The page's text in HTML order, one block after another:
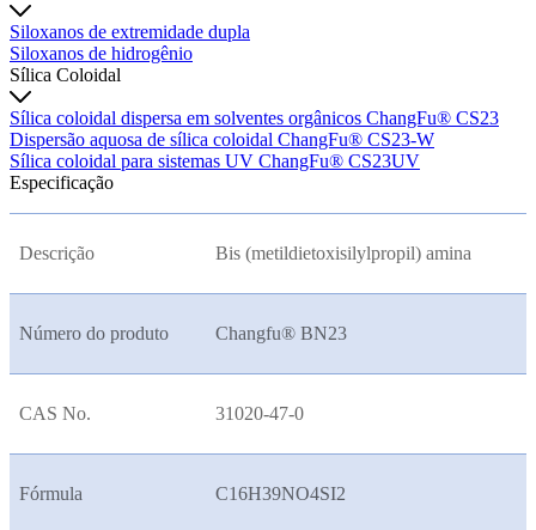
Siloxanos de extremidade dupla
Siloxanos de hidrogênio
Sílica Coloidal
Sílica coloidal dispersa em solventes orgânicos ChangFu® CS23
Dispersão aquosa de sílica coloidal ChangFu® CS23-W
Sílica coloidal para sistemas UV ChangFu® CS23UV
Especificação
Descrição Bis (metildietoxisilylpropil) amina
Número do produto Changfu® BN23
CAS No. 31020-47-0
Fórmula C16H39NO4SI2